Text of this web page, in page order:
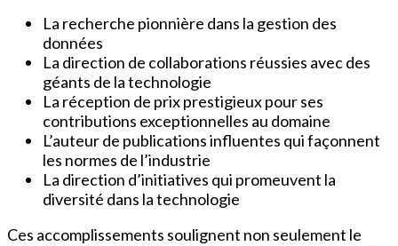
La recherche pionnière dans la gestion des
données
La direction de collaborations réussies avec des
géants de la technologie
La réception de prix prestigieux pour ses
contributions exceptionnelles au domaine
L’auteur de publications influentes qui façonnent
les normes de l’industrie
La direction d’initiatives qui promeuvent la
diversité dans la technologie
Ces accomplissements soulignent non seulement le